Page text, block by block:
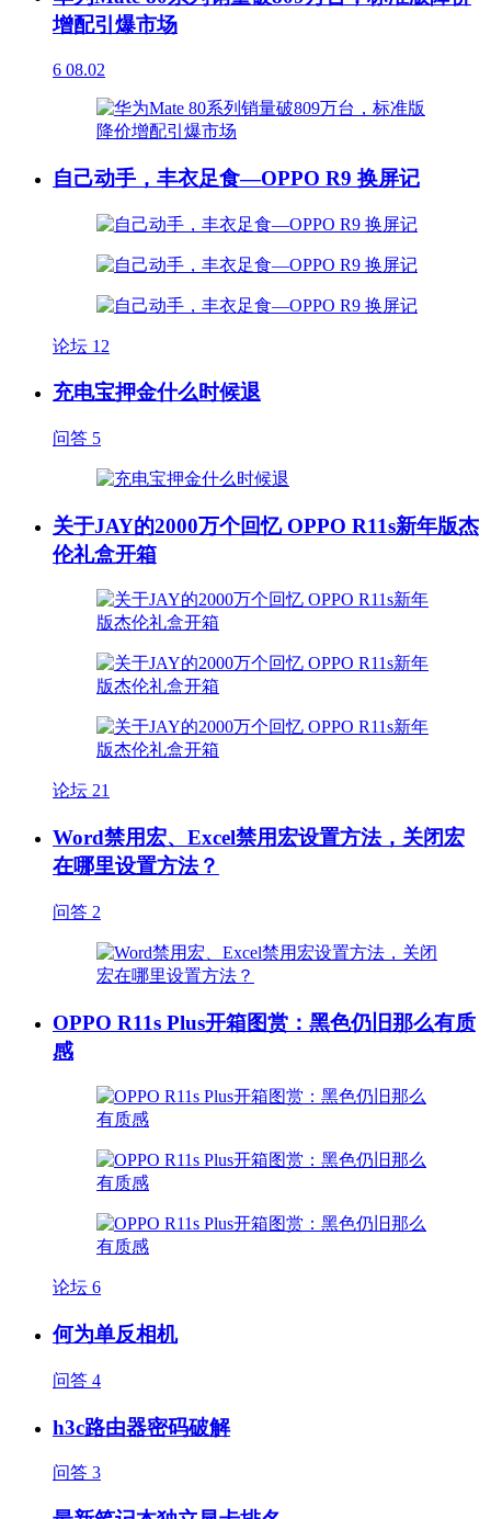
增配引爆市场
6 08.02
自己动手，丰衣足食—OPPO R9 换屏记
论坛 12
充电宝押金什么时候退
问答 5
关于JAY的2000万个回忆 OPPO R11s新年版杰
伦礼盒开箱
论坛 21
Word禁用宏、Excel禁用宏设置方法，关闭宏
在哪里设置方法？
问答 2
OPPO R11s Plus开箱图赏：黑色仍旧那么有质
感
论坛 6
何为单反相机
问答 4
h3c路由器密码破解
问答 3